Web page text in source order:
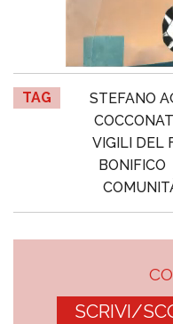
TAG STEFANO
VIGILI DEL
BONIFICO
SCRIVI/